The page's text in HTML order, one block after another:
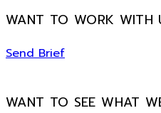
WANT TO WORK WITH
Send Brief
WANT TO SEE WHAT